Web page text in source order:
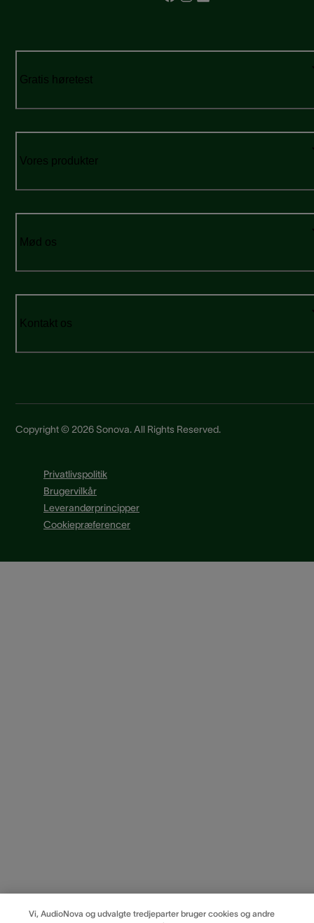
Gratis høretest
Vores produkter
Mød os
Kontakt os
Copyright © 2026 Sonova. All Rights Reserved.
Privatlivspolitik
Brugervilkår
Leverandørprincipper
Cookiepræferencer
Vi, AudioNova og udvalgte tredjeparter bruger cookies og andre